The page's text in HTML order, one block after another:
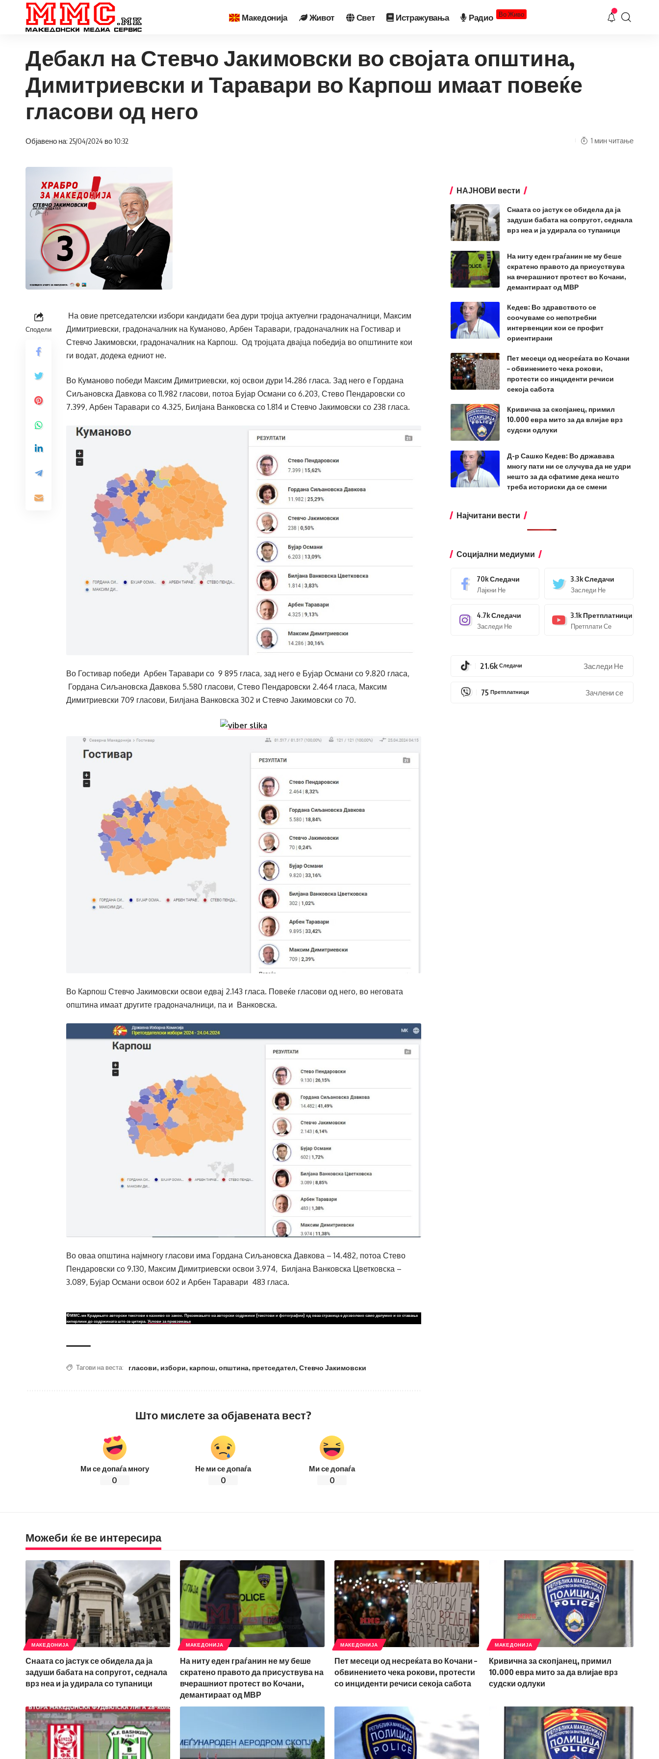
Македонија Живот Свет Истражувања Радио Во Живо
Дебакл на Стевчо Јакимовски во својата општина,
Димитриевски и Таравари во Карпош имаат повеќе
гласови од него
Објавено на: 25/04/2024 во 10:32 1 мин читање
Сподели
На овие претседателски избори кандидати беа дури тројца актуелни градоначалници, Максим
Димитриевски, градоначалник на Куманово, Арбен Таравари, градоначалник на Гостивар и
Стевчо Јакимовски, градоначалник на Карпош. Од тројцата двајца победија во општините кои
ги водат, додека едниот не.
Во Куманово победи Максим Димитриевски, кој освои дури 14.286 гласа. Зад него е Гордана
Сиљановска Давкова со 11.982 гласови, потоа Бујар Османи со 6.203, Стево Пендаровски со
7.399, Арбен Таравари со 4.325, Билјана Ванковска со 1.814 и Стевчо Јакимовски со 238 гласа.
Во Гостивар победи Арбен Таравари со 9 895 гласа, зад него е Бујар Османи со 9.820 гласа,
Гордана Сиљановска Давкова 5.580 гласови, Стево Пендаровски 2.464 гласа, Максим
Димитриевски 709 гласови, Билјана Ванковска 302 и Стевчо Јакимовски со 70.
Во Карпош Стевчо Јакимовски освои едвај 2.143 гласа. Повеќе гласови од него, во неговата
општина имаат другите градоначалници, па и Ванковска.
Во оваа општина најмногу гласови има Гордана Сиљановска Давкова – 14.482, потоа Стево
Пендаровски со 9.130, Максим Димитриевски освои 3.974, Билјана Ванковска Цветковска –
3.089, Бујар Османи освои 602 и Арбен Таравари 483 гласа.
©ММС.мк Крадењето авторски текстови е казниво со закон. Преземањето на авторски содржини (текстови и фотографии) од оваа страница е дозволено само делумно и со ставање
хиперлинк до содржината што се цитира. Услови за превземање
Тагови на веста: гласови, избори, карпош, општина, претседател, Стевчо Јакимовски
Што мислете за објавената вест?
Ми се допаѓа многу
0
Не ми се допаѓа
0
Ми се допаѓа
0
НАЈНОВИ вести
Снаата со јастук се обидела да ја
задуши бабата на сопругот, седнала
врз неа и ја удирала со тупаници
На ниту еден граѓанин не му беше
скратено правото да присуствува
на вчерашниот протест во Кочани,
демантираат од МВР
Кедев: Во здравството се
соочуваме со непотребни
интервенции кои се профит
ориентирани
Пет месеци од несреќата во Кочани
– обвинението чека рокови,
протести со инциденти речиси
секоја сабота
Кривична за скопјанец, примил
10.000 евра мито за да влијае врз
судски одлуки
Д-р Сашко Кедев: Во државава
многу пати ни се случува да не удри
нешто за да сфатиме дека нешто
треба историски да се смени
Најчитани вести
Социјални медиуми
70kСледачи
Лајкни Не
3.3kСледачи
Заследи Не
4.7kСледачи
Заследи Не
3.1k Претплатници
Претплати Се
21.6k Следачи Заследи Не
75 Претплатници Зачлени се
Можеби ќе ве интересира
МАКЕДОНИЈА
Снаата со јастук се обидела да ја
задуши бабата на сопругот, седнала
врз неа и ја удирала со тупаници
МАКЕДОНИЈА
На ниту еден граѓанин не му беше
скратено правото да присуствува на
вчерашниот протест во Кочани,
демантираат од МВР
МАКЕДОНИЈА
Пет месеци од несреќата во Кочани –
обвинението чека рокови, протести
со инциденти речиси секоја сабота
МАКЕДОНИЈА
Кривична за скопјанец, примил
10.000 евра мито за да влијае врз
судски одлуки